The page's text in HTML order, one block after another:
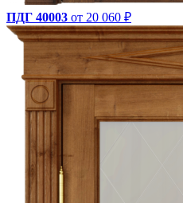
ПДГ 40003 от 20 060 ₽